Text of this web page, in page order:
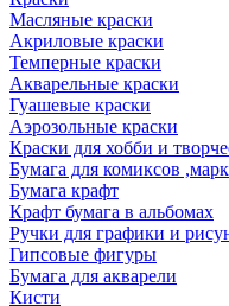
Масляные краски
Акриловые краски
Темперные краски
Акварельные краски
Гуашевые краски
Аэрозольные краски
Краски для хобби и
Бумага для комиксов
Бумага крафт
Крафт бумага в альбомах
Ручки для графики и
Гипсовые фигуры
Бумага для акварели
Кисти